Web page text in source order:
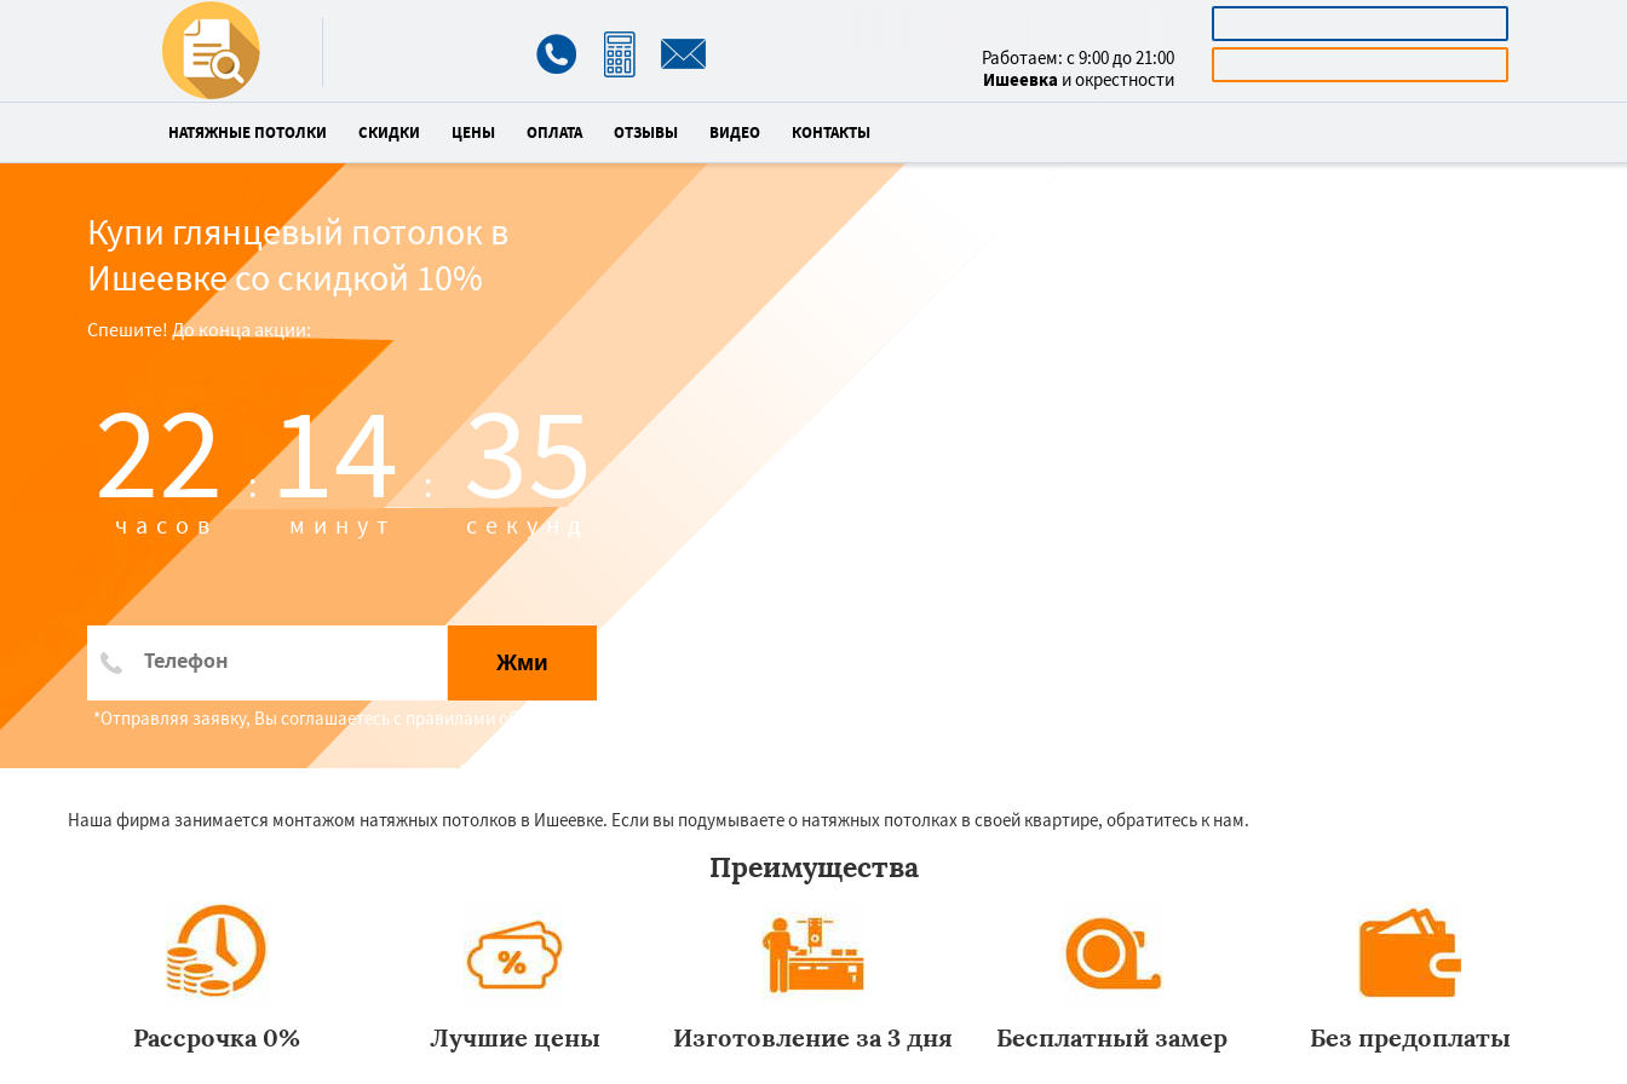
Работаем: с 9:00 до 21:00
Ишеевка и окрестности
НАТЯЖНЫЕ ПОТОЛКИ СКИДКИ ЦЕНЫ ОПЛАТА ОТЗЫВЫ ВИДЕО КОНТАКТЫ
Купи глянцевый потолок в
Ишеевке со скидкой 10%
Спешите! До конца акции:
22 :
часов 14 :
минут 35
секунд
Жми
*Отправляя заявку, Вы соглашаетесь с правилами обработки персональных данных
Наша фирма занимается монтажом натяжных потолков в Ишеевке. Если вы подумываете о натяжных потолках в своей квартире, обратитесь к нам.
Преимущества
Рассрочка 0% Лучшие цены Изготовление за 3 дня Бесплатный замер Без предоплаты